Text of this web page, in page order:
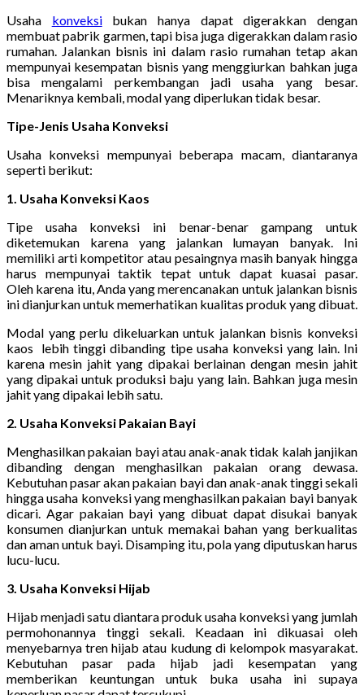
Usaha konveksibukan hanya dapat digerakkan dengan
membuat pabrik garmen, tapi bisa juga digerakkan dalam rasio
rumahan. Jalankan bisnis ini dalam rasio rumahan tetap akan
mempunyai kesempatan bisnis yang menggiurkan bahkan juga
bisa mengalami perkembangan jadi usaha yang besar.
Menariknya kembali, modal yang diperlukan tidak besar.
Tipe-Jenis Usaha Konveksi
Usaha konveksi mempunyai beberapa macam, diantaranya
seperti berikut:
1. Usaha Konveksi Kaos
Tipe usaha konveksi ini benar-benar gampang untuk
diketemukan karena yang jalankan lumayan banyak. Ini
memiliki arti kompetitor atau pesaingnya masih banyak hingga
harus mempunyai taktik tepat untuk dapat kuasai pasar.
Oleh karena itu, Anda yang merencanakan untuk jalankan bisnis
ini dianjurkan untuk memerhatikan kualitas produk yang dibuat.
Modal yang perlu dikeluarkan untuk jalankan bisnis konveksi
kaos lebih tinggi dibanding tipe usaha konveksi yang lain. Ini
karena mesin jahit yang dipakai berlainan dengan mesin jahit
yang dipakai untuk produksi baju yang lain. Bahkan juga mesin
jahit yang dipakai lebih satu.
2. Usaha Konveksi Pakaian Bayi
Menghasilkan pakaian bayi atau anak-anak tidak kalah janjikan
dibanding dengan menghasilkan pakaian orang dewasa.
Kebutuhan pasar akan pakaian bayi dan anak-anak tinggi sekali
hingga usaha konveksi yang menghasilkan pakaian bayi banyak
dicari. Agar pakaian bayi yang dibuat dapat disukai banyak
konsumen dianjurkan untuk memakai bahan yang berkualitas
dan aman untuk bayi. Disamping itu, pola yang diputuskan harus
lucu-lucu.
3. Usaha Konveksi Hijab
Hijab menjadi satu diantara produk usaha konveksi yang jumlah
permohonannya tinggi sekali. Keadaan ini dikuasai oleh
menyebarnya tren hijab atau kudung di kelompok masyarakat.
Kebutuhan pasar pada hijab jadi kesempatan yang
memberikan keuntungan untuk buka usaha ini supaya